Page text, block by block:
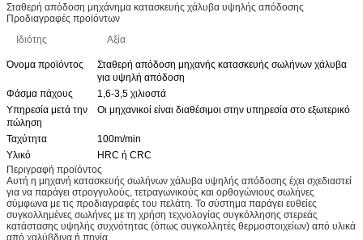
Σταθερή απόδοση μηχάνημα κατασκευής χάλυβα υψηλής απόδοσης
Προδιαγραφές προϊόντων
Ιδιότης
Αξία
Όνομα προϊόντος
Σταθερή απόδοση μηχανής κατασκευής σωλήνων χάλυβα
για υψηλή απόδοση
Φάσμα πάχους
1,6-3,5 χιλιοστά
Υπηρεσία μετά την
πώληση
Οι μηχανικοί είναι διαθέσιμοι στην υπηρεσία στο εξωτερικό
Ταχύτητα
100m/min
Υλικό
HRC ή CRC
Περιγραφή προϊόντος
Αυτή η μηχανή κατασκευής σωλήνων χάλυβα υψηλής απόδοσης έχει σχεδιαστεί
για να παράγει στρογγυλούς, τετραγωνικούς και ορθογώνιους σωλήνες
σύμφωνα με τις προδιαγραφές του πελάτη. Το σύστημα παράγει ευθείες
συγκολλημένες σωλήνες με τη χρήση τεχνολογίας συγκόλλησης στερεάς
κατάστασης υψηλής συχνότητας (όπως συγκολλητές θερμοστοιχείων) από υλικά
από χαλύβδινα ή πηνία.